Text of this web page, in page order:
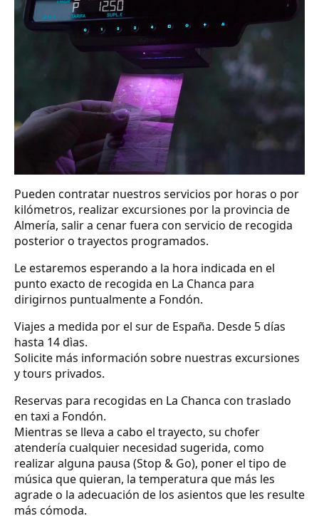
Pueden contratar nuestros servicios por horas o por
kilómetros, realizar excursiones por la provincia de
Almería, salir a cenar fuera con servicio de recogida
posterior o trayectos programados.
Le estaremos esperando a la hora indicada en el
punto exacto de recogida en La Chanca para
dirigirnos puntualmente a Fondón.
Viajes a medida por el sur de España. Desde 5 días
hasta 14 dìas.
Solicite más información sobre nuestras excursiones
y tours privados.
Reservas para recogidas en La Chanca con traslado
en taxi a Fondón.
Mientras se lleva a cabo el trayecto, su chofer
atendería cualquier necesidad sugerida, como
realizar alguna pausa (Stop & Go), poner el tipo de
música que quieran, la temperatura que más les
agrade o la adecuación de los asientos que les resulte
más cómoda.